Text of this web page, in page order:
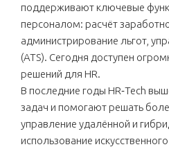
поддерживают ключевые
персоналом: расчёт
администрирование льгот,
(ATS). Сегодня доступен
решений для HR.
В последние годы HR‑Tech
задач и помогают решать
управление удалённой и
использование